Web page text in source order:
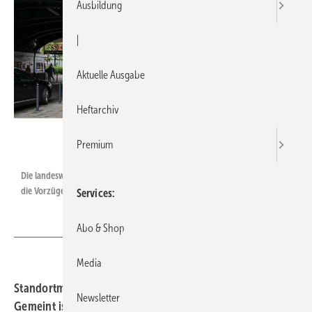
Die landesweite Plakatkampagne verfolgt ein großes Ziel: Gemeinsam für
die Vorzüge des Fachhandwerks zu werben.
Standortmarketing
Gemeint ist: Vorzüge öffentlich präsentieren. In der
Ausbildung
Aktuelle Ausgabe
Heftarchiv
Premium
Services
Abo & Shop
Media
Newsletter